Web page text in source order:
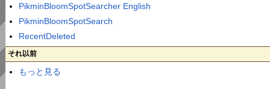
PikminBloomSpotSearcher English
PikminBloomSpotSearch
RecentDeleted
それ以前
もっと見る